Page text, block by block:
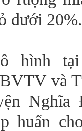
dưới 20%.
hình
và
Nghĩa
huấn